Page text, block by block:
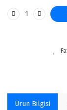
Ürün Bilgisi